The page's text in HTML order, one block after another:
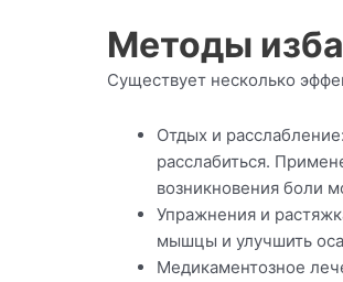
Методы
Существует несколько
Отдых и
расслабиться.
возникновения боли
Упражнения и
мышцы и улучшить
Медикаментозное